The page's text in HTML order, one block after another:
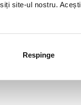
site-ul nostru.
Respinge
ca in cazul
efectuata
(citratul de sodiu)